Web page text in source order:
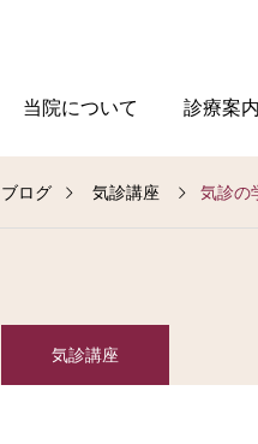
当院について 診療案内
ブログ 気診講座 気診の
気診講座